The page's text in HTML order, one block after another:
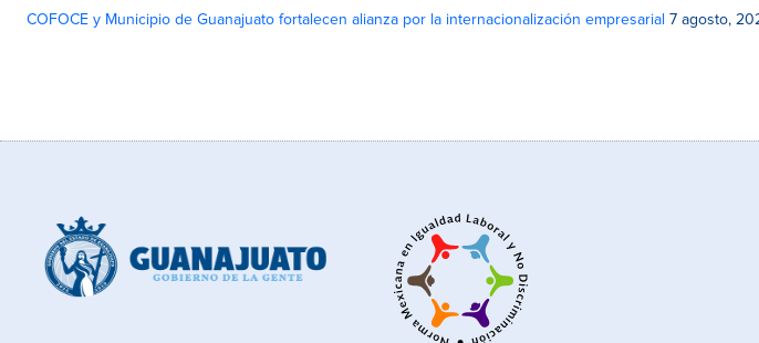
COFOCE y Municipio de Guanajuato fortalecen alianza por la internacionalización empresarial 7 agosto,